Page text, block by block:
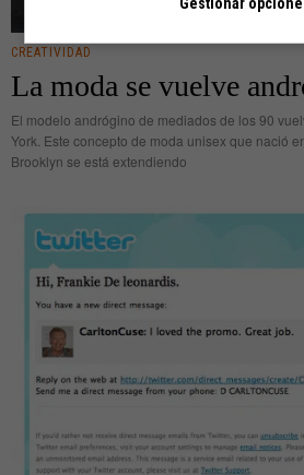
CREATIVIDAD
La moda se vuelve
El modelo andrógino de mediados de los 90
York. Este concepto de moda unisex que nació
Brooklyn se está extendiendo
Gestionar